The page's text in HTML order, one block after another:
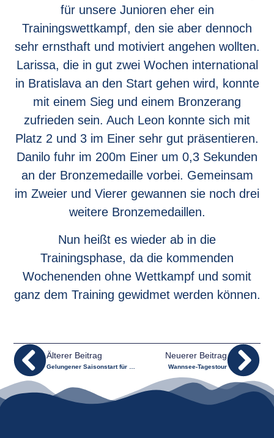
für unsere Junioren eher ein
Trainingswettkampf, den sie aber dennoch
sehr ernsthaft und motiviert angehen wollten.
Larissa, die in gut zwei Wochen international
in Bratislava an den Start gehen wird, konnte
mit einem Sieg und einem Bronzerang
zufrieden sein. Auch Leon konnte sich mit
Platz 2 und 3 im Einer sehr gut präsentieren.
Danilo fuhr im 200m Einer um 0,3 Sekunden
an der Bronzemedaille vorbei. Gemeinsam
im Zweier und Vierer gewannen sie noch drei
weitere Bronzemedaillen.
Nun heißt es wieder ab in die
Trainingsphase, da die kommenden
Wochenenden ohne Wettkampf und somit
ganz dem Training gewidmet werden können.
Älterer Beitrag Neuerer Beitrag
Wannsee-Tagestour